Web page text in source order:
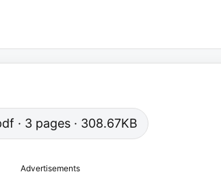
· 3 pages · 308.67KB
Advertisements